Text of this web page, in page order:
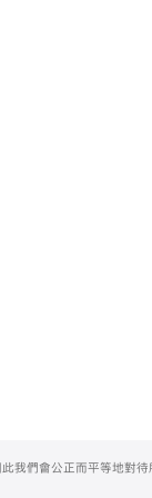
我們會公正而平等地對